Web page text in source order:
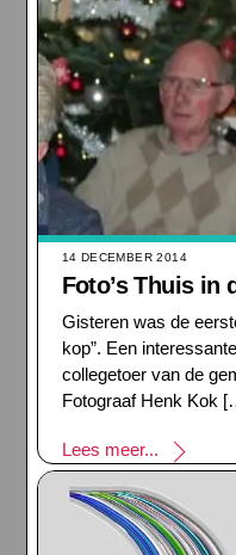
14 DECEMBER 2014
Foto’s Thuis in
Gisteren was de
kop”. Een
collegetoer van de
Fotograaf Henk Kok
Lees meer...